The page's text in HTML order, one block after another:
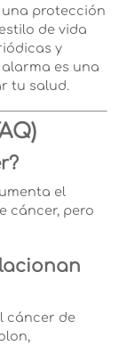
protección
de vida
y
es una
tu salud.
el
cáncer, pero
cáncer de